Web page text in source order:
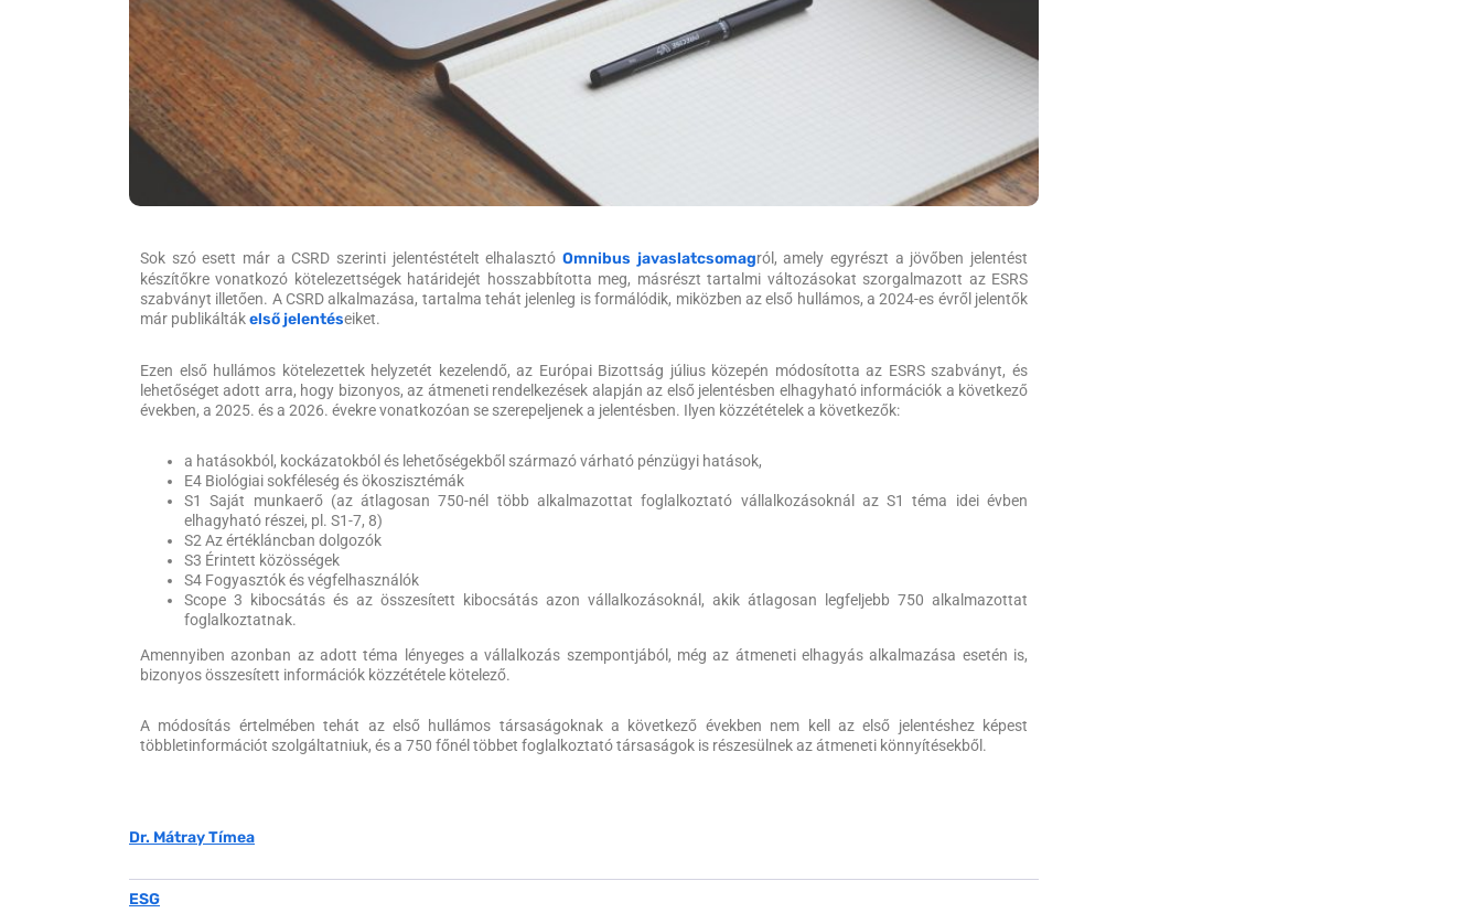
Sok szó esett már a CSRD szerinti jelentéstételt elhalasztó Omnibus javaslatcsomagról, amely egyrészt a jövőben jelentést
készítőkre vonatkozó kötelezettségek határidejét hosszabbította meg, másrészt tartalmi változásokat szorgalmazott az ESRS
szabványt illetően. A CSRD alkalmazása, tartalma tehát jelenleg is formálódik, miközben az első hullámos, a 2024-es évről jelentők
már publikáltákelső jelentéseiket.
Ezen első hullámos kötelezettek helyzetét kezelendő, az Európai Bizottság július közepén módosította az ESRS szabványt, és
lehetőséget adott arra, hogy bizonyos, az átmeneti rendelkezések alapján az első jelentésben elhagyható információk a következő
években, a 2025. és a 2026. évekre vonatkozóan se szerepeljenek a jelentésben. Ilyen közzétételek a következők:
a hatásokból, kockázatokból és lehetőségekből származó várható pénzügyi hatások,
E4 Biológiai sokféleség és ökoszisztémák
S1 Saját munkaerő (az átlagosan 750-nél több alkalmazottat foglalkoztató vállalkozásoknál az S1 téma idei évben
elhagyható részei, pl. S1-7, 8)
S2 Az értékláncban dolgozók
S3 Érintett közösségek
S4 Fogyasztók és végfelhasználók
Scope 3 kibocsátás és az összesített kibocsátás azon vállalkozásoknál, akik átlagosan legfeljebb 750 alkalmazottat
foglalkoztatnak.
Amennyiben azonban az adott téma lényeges a vállalkozás szempontjából, még az átmeneti elhagyás alkalmazása esetén is,
bizonyos összesített információk közzététele kötelező.
A módosítás értelmében tehát az első hullámos társaságoknak a következő években nem kell az első jelentéshez képest
többletinformációt szolgáltatniuk, és a 750 főnél többet foglalkoztató társaságok is részesülnek az átmeneti könnyítésekből.
Dr. Mátray Tímea
ESG